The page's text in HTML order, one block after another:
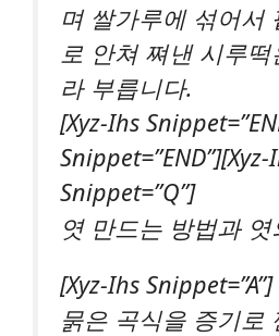
며 쌀가루에 섞어서
로 안쳐 쪄낸 시루
라 부릅니다.
[xyz-Ihs
Snippet=”END”][xyz-
Snippet=”Q”]
엿 만드는 방법과 엿
[xyz-Ihs Snippet=”A”]
묽은 곡식을 증기로